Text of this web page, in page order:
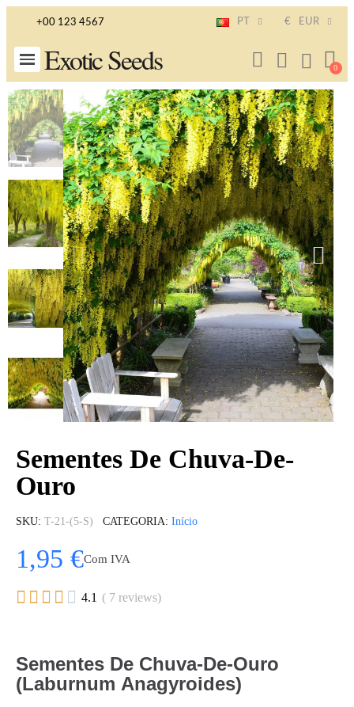
+00 123 4567 PT € EUR
Exotic Seeds
Sementes De Chuva-De-
Ouro
SKU T-21-(5-S) CATEGORIA Início
1,95 €Com IVA
     4.1 ( 7 reviews)
Sementes De Chuva-De-Ouro
(Laburnum Anagyroides)